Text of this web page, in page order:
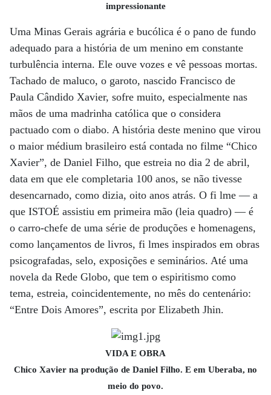
impressionante
Uma Minas Gerais agrária e bucólica é o pano de fundo
adequado para a história de um menino em constante
turbulência interna. Ele ouve vozes e vê pessoas mortas.
Tachado de maluco, o garoto, nascido Francisco de
Paula Cândido Xavier, sofre muito, especialmente nas
mãos de uma madrinha católica que o considera
pactuado com o diabo. A história deste menino que virou
o maior médium brasileiro está contada no filme “Chico
Xavier”, de Daniel Filho, que estreia no dia 2 de abril,
data em que ele completaria 100 anos, se não tivesse
desencarnado, como dizia, oito anos atrás. O fi lme — a
que ISTOÉ assistiu em primeira mão (leia quadro) — é
o carro-chefe de uma série de produções e homenagens,
como lançamentos de livros, fi lmes inspirados em obras
psicografadas, selo, exposições e seminários. Até uma
novela da Rede Globo, que tem o espiritismo como
tema, estreia, coincidentemente, no mês do centenário:
“Entre Dois Amores”, escrita por Elizabeth Jhin.
VIDA E OBRA
Chico Xavier na produção de Daniel Filho. E em Uberaba, no
meio do povo.